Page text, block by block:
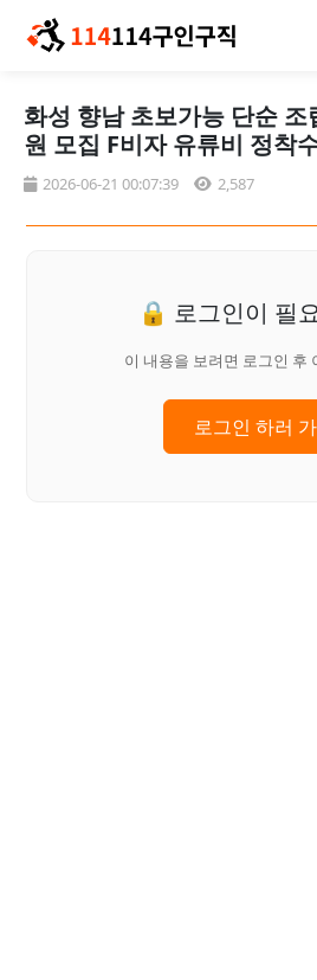
화성 향남 초보가능 단순
원 모집 F비자 유류비 정착
2026-06-21 00:07:39 2,587
🔒 로그인이 필
이 내용을 보려면 로그인 후
로그인 하러